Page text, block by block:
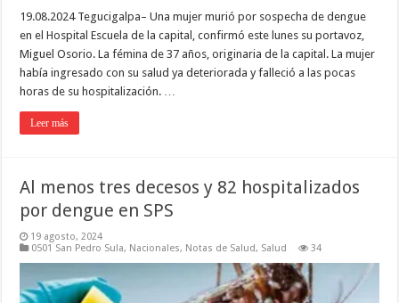
19.08.2024 Tegucigalpa– Una mujer murió por sospecha de dengue
en el Hospital Escuela de la capital, confirmó este lunes su portavoz,
Miguel Osorio. La fémina de 37 años, originaria de la capital. La mujer
había ingresado con su salud ya deteriorada y falleció a las pocas
horas de su hospitalización. …
Leer más
Al menos tres decesos y 82 hospitalizados
por dengue en SPS
19 agosto, 2024
0501 San Pedro Sula, Nacionales, Notas de Salud, Salud 34